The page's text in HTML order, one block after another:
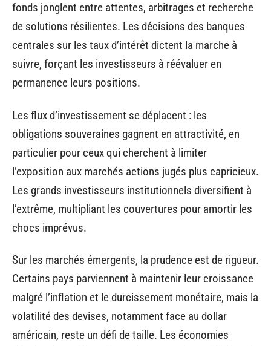
fonds jonglent entre attentes, arbitrages et recherche
de solutions résilientes. Les décisions des banques
centrales sur les taux d’intérêt dictent la marche à
suivre, forçant les investisseurs à réévaluer en
permanence leurs positions.
Les flux d’investissement se déplacent : les
obligations souveraines gagnent en attractivité, en
particulier pour ceux qui cherchent à limiter
l’exposition aux marchés actions jugés plus capricieux.
Les grands investisseurs institutionnels diversifient à
l’extrême, multipliant les couvertures pour amortir les
chocs imprévus.
Sur les marchés émergents, la prudence est de rigueur.
Certains pays parviennent à maintenir leur croissance
malgré l’inflation et le durcissement monétaire, mais la
volatilité des devises, notamment face au dollar
américain, reste un défi de taille. Les économies